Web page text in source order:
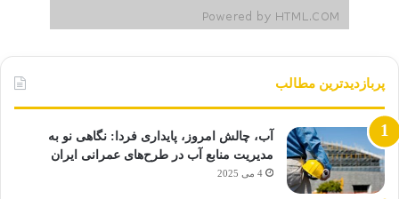
پربازدیدترین مطالب
آب، چالش امروز، پایداری فردا: نگاهی نو به
مدیریت منابع آب در طرح‌های عمرانی ایران
4 می 2025